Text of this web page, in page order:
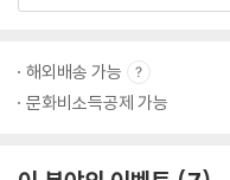
해외배송 가능
문화비소득공제 가능